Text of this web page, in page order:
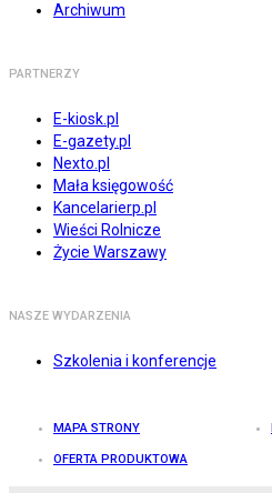
Archiwum
PARTNERZY
E-kiosk.pl
E-gazety.pl
Nexto.pl
Mała księgowość
Kancelarierp.pl
Wieści Rolnicze
Życie Warszawy
NASZE WYDARZENIA
Szkolenia i konferencje
MAPA STRONY
OFERTA PRODUKTOWA